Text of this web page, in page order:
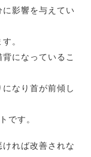
影響を与えてい
。
になっているこ
なり首が前傾し
です。
れば改善されな